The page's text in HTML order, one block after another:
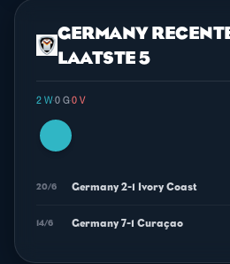
GERMANY
LAATSTE 5
2 W·0 G·0 V
20/6 Germany 2-1 Ivory Coast
14/6 Germany 7-1 Curaçao